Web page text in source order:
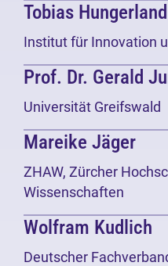
Tobias Hungerland
Institut für Innovation
Prof. Dr. Gerald
Universität Greifswald
Mareike Jäger
ZHAW, Zürcher
Wissenschaften
Wolfram Kudlich
Deutscher